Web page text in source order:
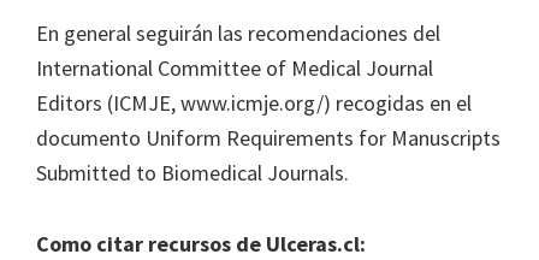
En general seguirán las recomendaciones del
International Committee of Medical Journal
Editors (ICMJE, www.icmje.org/) recogidas en el
documento Uniform Requirements for Manuscripts
Submitted to Biomedical Journals.
Como citar recursos de Ulceras.cl: